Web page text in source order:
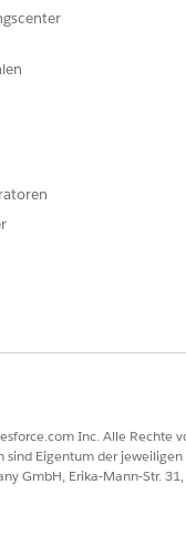
und schließen
entsprechenden Flow
die
Sie Ihre
Builder.
PROBLEM MITHILFE
damit wir uns
Ja Nein
Inc. Alle Rechte
sind Eigentum der jeweiligen
GmbH, Erika-Mann-Str.